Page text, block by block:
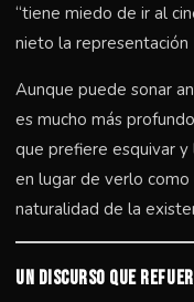
“tiene miedo de ir al
nieto la representación
Aunque puede sonar
es mucho más
que prefiere esquivar
en lugar de verlo
naturalidad de la
Un discurso que